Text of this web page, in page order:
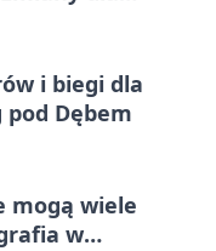
i biegi dla
pod Dębem
mogą wiele
w